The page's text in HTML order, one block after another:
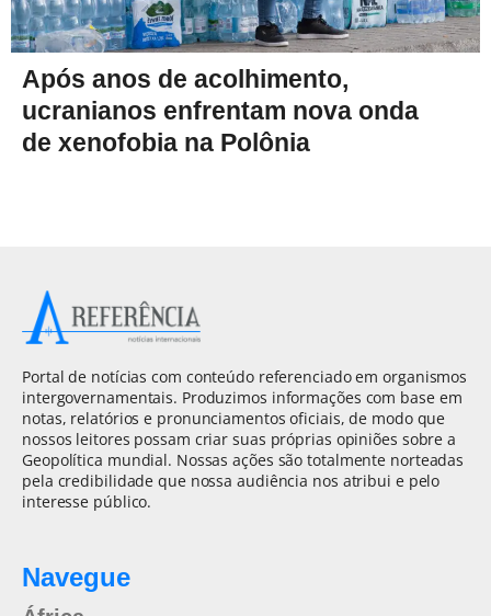
Após anos de acolhimento,
ucranianos enfrentam nova onda
de xenofobia na Polônia
Portal de notícias com conteúdo referenciado em organismos
intergovernamentais. Produzimos informações com base em
notas, relatórios e pronunciamentos oficiais, de modo que
nossos leitores possam criar suas próprias opiniões sobre a
Geopolítica mundial. Nossas ações são totalmente norteadas
pela credibilidade que nossa audiência nos atribui e pelo
interesse público.
Navegue